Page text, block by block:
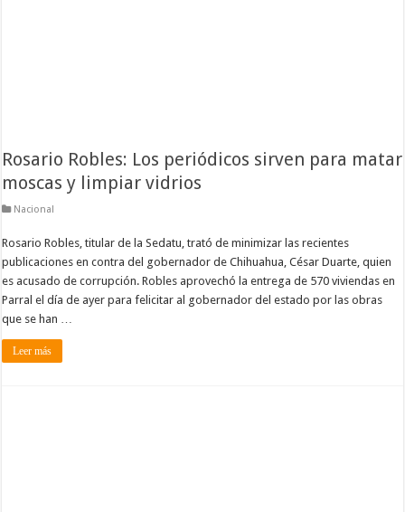
Rosario Robles: Los periódicos sirven para matar
moscas y limpiar vidrios
Nacional
Rosario Robles, titular de la Sedatu, trató de minimizar las recientes
publicaciones en contra del gobernador de Chihuahua, César Duarte, quien
es acusado de corrupción. Robles aprovechó la entrega de 570 viviendas en
Parral el día de ayer para felicitar al gobernador del estado por las obras
que se han …
Leer más